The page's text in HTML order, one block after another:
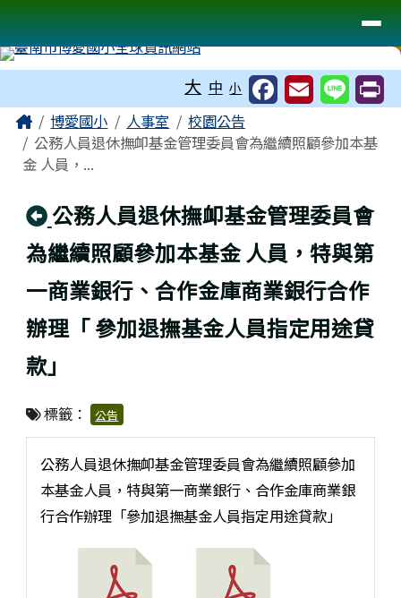
跳至主內容區
臺南市博愛國小全球資訊網站
導覽列
大 中 小
主內容區域
Home博愛國小 人事室
校園公告
公務人員退休撫卹基金管理委員會為繼續照顧參加本基
金 人員，...
回上頁
公務人員退休撫卹基金管理委員會
為繼續照顧參加本基金 人員，特與第
一商業銀行、合作金庫商業銀行合作
辦理「 參加退撫基金人員指定用途貸
款」
標籤： 公告
公務人員退休撫卹基金管理委員會為繼續照顧參加
本基金人員，特與第一商業銀行、合作金庫商業銀
行合作辦理「參加退撫基金人員指定用途貸款」
頁尾區域